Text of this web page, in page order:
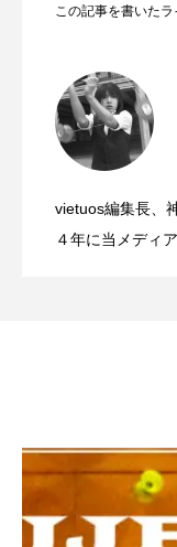
この記事を書いたラ
vietuos編集長、
４年に当メディ
2022.06.21
2022.06.21
2022.06.21
催